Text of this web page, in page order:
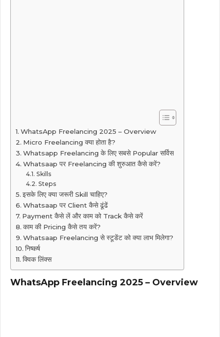
WhatsApp Freelancing 2025 – Overview
Micro Freelancing क्या होता है?
Whatsapp Freelancing के लिए सबसे Popular सर्विस
Whatsaap पर Freelancing की शुरुआत कैसे करें?
Skills
Steps
इसके लिए क्या जरूरी Skill चाहिए?
Whatsaap पर Client कैसे ढूंढें
Payment कैसे लें और काम को Track कैसे करें
काम की Pricing कैसे तय करें?
Whatsaap Freelancing से स्टूडेंट को क्या लाभ मिलेगा?
निष्कर्ष
क्विक लिंक्स
WhatsApp Freelancing 2025 – Overview